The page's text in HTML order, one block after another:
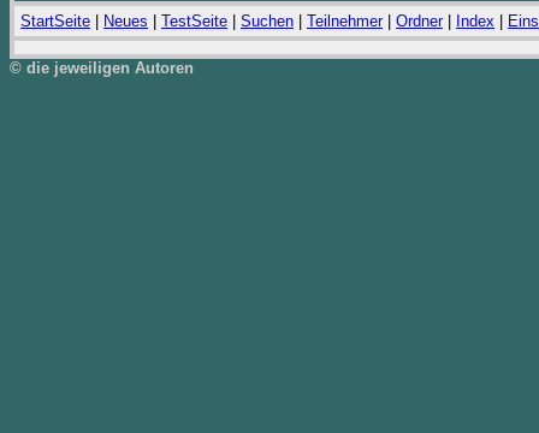
StartSeite Neues TestSeite Suchen Teilnehmer| Ordner| Index
© die jeweiligen Autoren